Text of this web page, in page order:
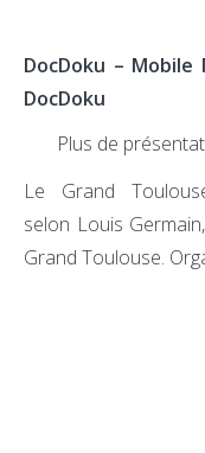
DocDoku – Mobile
DocDoku
Plus de
Le Grand
selon Louis
Grand Toulouse.